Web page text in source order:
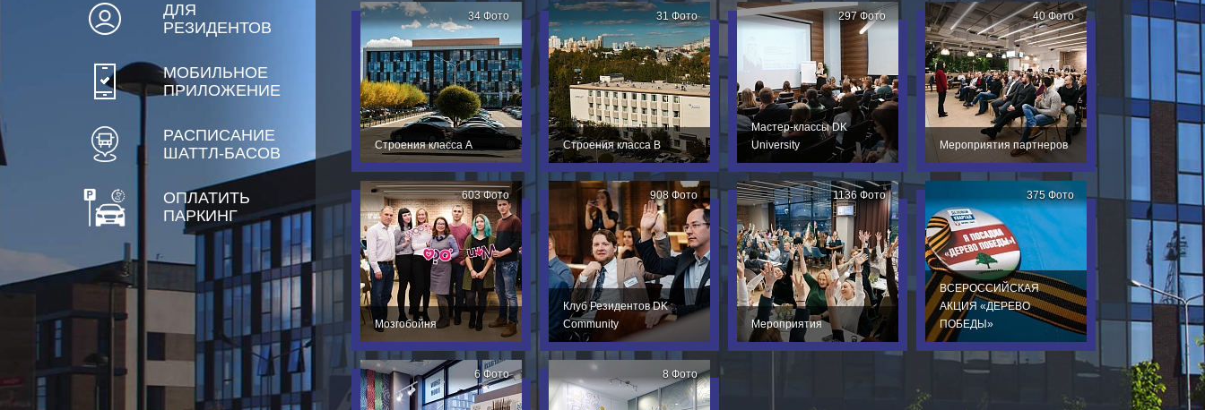
ДЛЯ
РЕЗИДЕНТОВ
МОБИЛЬНОЕ
ПРИЛОЖЕНИЕ
РАСПИСАНИЕ
ШАТТЛ-БАСОВ
ОПЛАТИТЬ
ПАРКИНГ
Строения класса А
34 Фото
Строения класса В
31 Фото
Мастер-классы DK
University
297 Фото
Мероприятия партнеров
40 Фото
Мозгобойня
603 Фото
Клуб Резидентов DK
Community
908 Фото
Мероприятия
1136 Фото
ВСЕРОССИЙСКАЯ
АКЦИЯ «ДЕРЕВО
ПОБЕДЫ»
375 Фото
6 Фото 8 Фото